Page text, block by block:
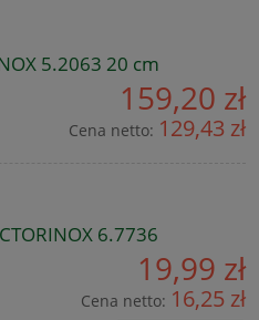
5.2063 20 cm
159,20 zł
Cena netto: 129,43 zł
6.7736
19,99 zł
Cena netto: 16,25 zł